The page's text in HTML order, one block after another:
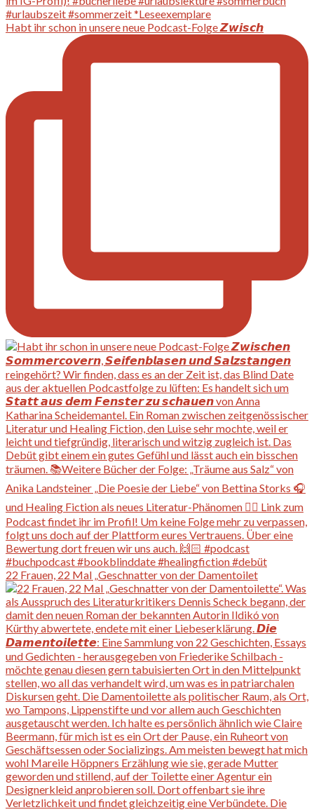
Habt ihr schon in unsere neue Podcast-Folge 𝙕𝙬𝙞𝙨𝙘𝙝
22 Frauen, 22 Mal „Geschnatter von der Damentoilet